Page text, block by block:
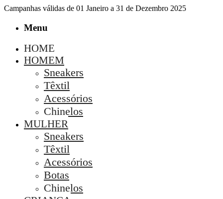
Campanhas válidas de 01 Janeiro a 31 de Dezembro 2025
Menu
HOME
HOMEM
Sneakers
Têxtil
Acessórios
Chinelos
MULHER
Sneakers
Têxtil
Acessórios
Botas
Chinelos